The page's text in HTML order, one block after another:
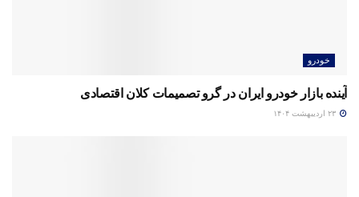
خودرو
آینده بازار خودرو ایران در گرو تصمیمات کلان اقتصادی